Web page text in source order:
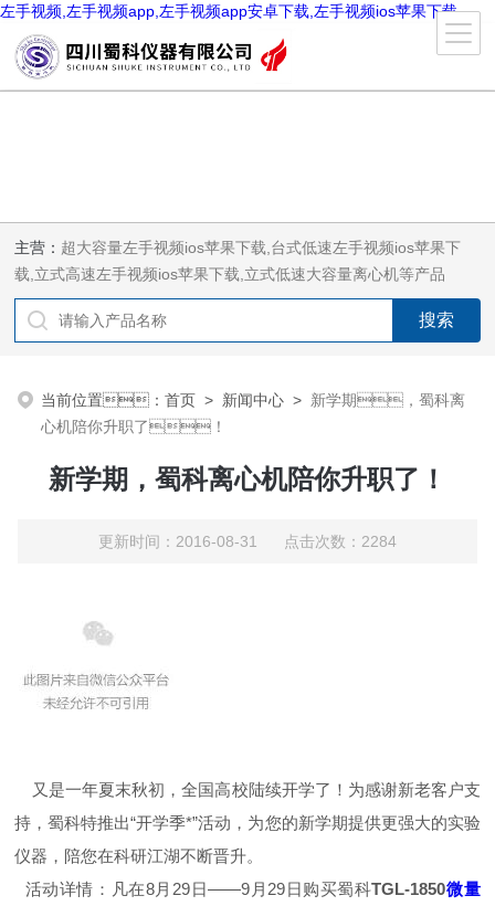
左手视频,左手视频app,左手视频app安卓下载,左手视频ios苹果下载
主营： 超大容量左手视频ios苹果下载,台式低速左手视频ios苹果下
载,立式高速左手视频ios苹果下载,立式低速大容量离心机等产品
当前位置：首页 > 新闻中心 > 新学期，蜀科离
心机陪你升职了！
新学期，蜀科离心机陪你升职了！
更新时间：2016-08-31 点击次数：2284
又是一年夏末秋初，全国高校陆续开学了！为感谢新老客户支
持，蜀科特推出“开学季*”活动，为您的新学期提供更强大的实验
仪器，陪您在科研江湖不断晋升。
活动详情：凡在8月29日——9月29日购买蜀科TGL-1850微量